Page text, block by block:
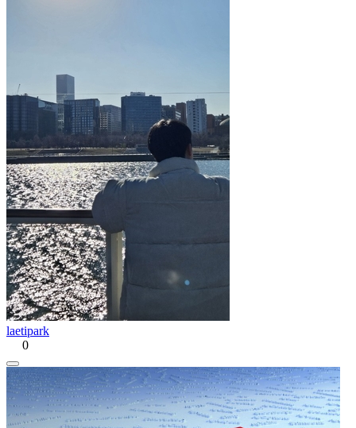
laetipark
0